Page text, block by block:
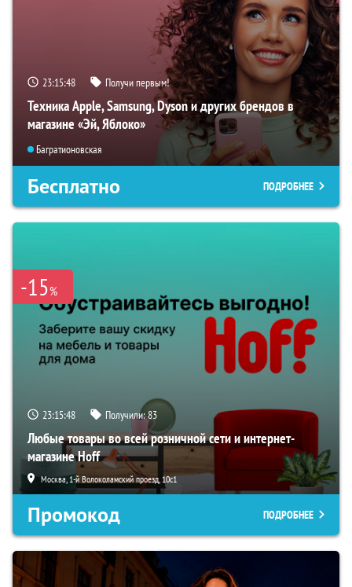
23:15:47 Получи первым!
Техника Apple, Samsung, Dyson и других брендов в
магазине «Эй, Яблоко»
Багратионовская
Бесплатно ПОДРОБНЕЕ
-15%
23:15:47 Получили:83
Любые товары во всей розничной сети и интернет-
магазине Hoff
Москва, 1-й Волоколамский проезд, 10с1
Промокод ПОДРОБНЕЕ